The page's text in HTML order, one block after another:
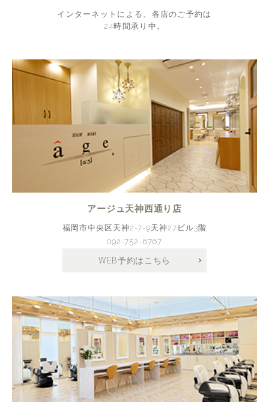
インターネットによる、各店のご予約は
24時間承り中。
アージュ天神西通り店
福岡市中央区天神2-7-9天神27ビル3階
092-752-6767
WEB予約はこちら